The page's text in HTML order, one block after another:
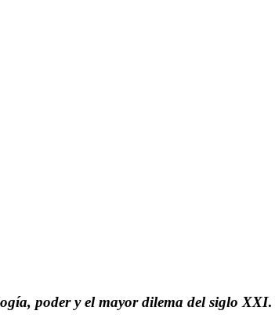
poder y el mayor dilema del siglo XXI.